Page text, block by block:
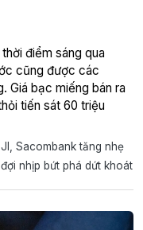
điểm sáng qua
cũng được các
Giá bạc miếng bán ra
tiến sát 60 triệu
Sacombank tăng nhẹ
nhịp bứt phá dứt khoát